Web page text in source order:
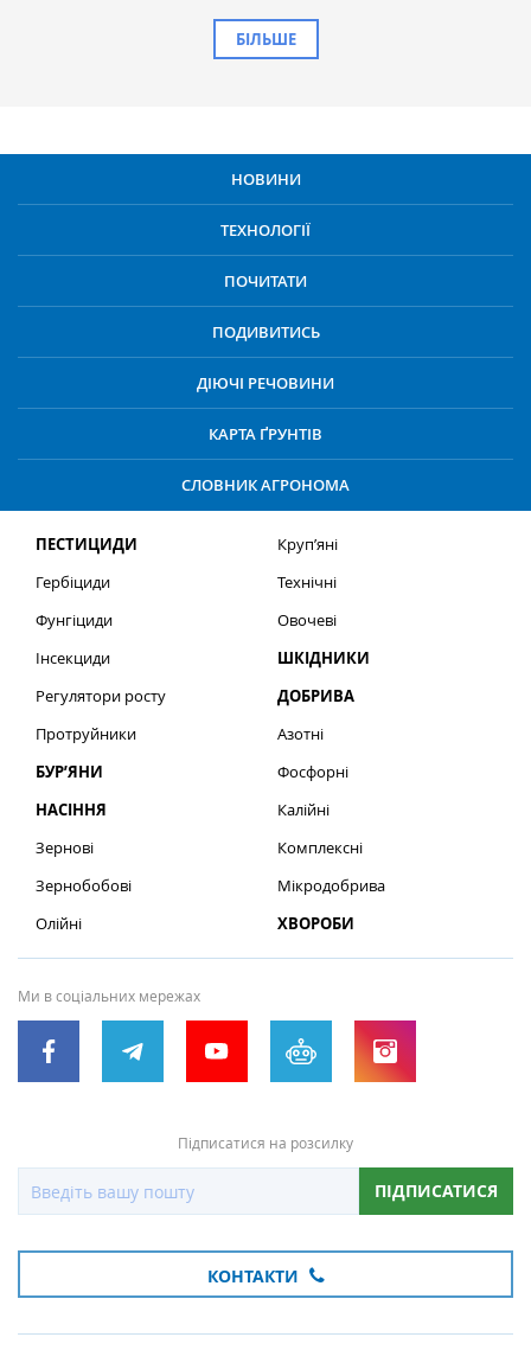
БІЛЬШЕ
НОВИНИ
ТЕХНОЛОГІЇ
ПОЧИТАТИ
ПОДИВИТИСЬ
ДІЮЧІ РЕЧОВИНИ
КАРТА ҐРУНТІВ
СЛОВНИК АГРОНОМА
ПЕСТИЦИДИ
Гербіциди
Фунгіциди
Інсекциди
Регулятори росту
Протруйники
БУР’ЯНИ
НАСІННЯ
Зернові
Зернобобові
Олійні
Круп’яні
Технічні
Овочеві
ШКІДНИКИ
ДОБРИВА
Азотні
Фосфорні
Калійні
Комплексні
Мікродобрива
ХВОРОБИ
Ми в соціальних мережах
Підписатися на розсилку
ПІДПИСАТИСЯ
КОНТАКТИ